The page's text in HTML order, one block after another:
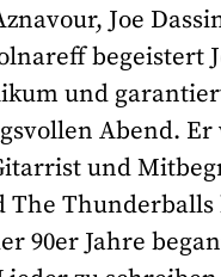
Joe
begeistert
und
Abend. Er
und
The
90er Jahre